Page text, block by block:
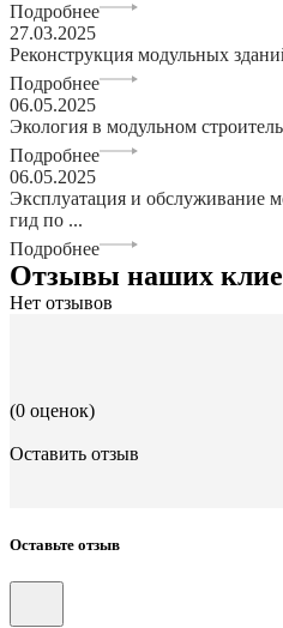
Подробнее
27.03.2025
Реконструкция модульных
Подробнее
06.05.2025
Экология в модульном
Подробнее
06.05.2025
Эксплуатация и обслуживание
гид по ...
Подробнее
Отзывы наших
Нет отзывов
(0 оценок)
Оставить отзыв
Оставьте отзыв